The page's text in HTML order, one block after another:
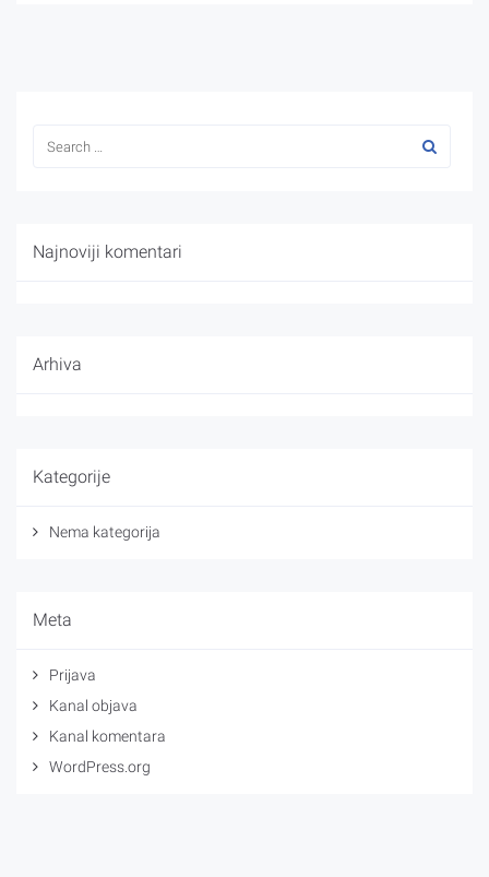
Najnoviji komentari
Arhiva
Kategorije
Nema kategorija
Meta
Prijava
Kanal objava
Kanal komentara
WordPress.org